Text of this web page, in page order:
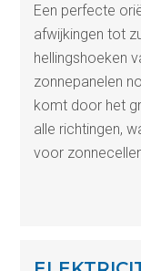
Een perfecte
afwijkingen tot
hellingshoeken
zonnepanelen
komt door het
alle richtingen,
voor